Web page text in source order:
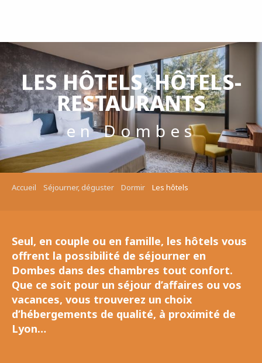
principal
LES HÔTELS, HÔTELS-
RESTAURANTS
en Dombes
Accueil Séjourner, déguster Dormir Les hôtels
Seul, en couple ou en famille, les hôtels vous
offrent la possibilité de séjourner en
Dombes dans des chambres tout confort.
Que ce soit pour un séjour d’affaires ou vos
vacances, vous trouverez un choix
d’hébergements de qualité, à proximité de
Lyon…